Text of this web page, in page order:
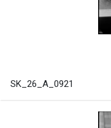
SK_26_A_0921